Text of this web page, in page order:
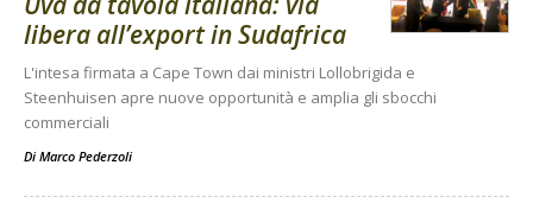
libera all’export in Sudafrica
L'intesa firmata a Cape Town dai ministri Lollobrigida e
Steenhuisen apre nuove opportunità e amplia gli sbocchi
commerciali
Di Marco Pederzoli